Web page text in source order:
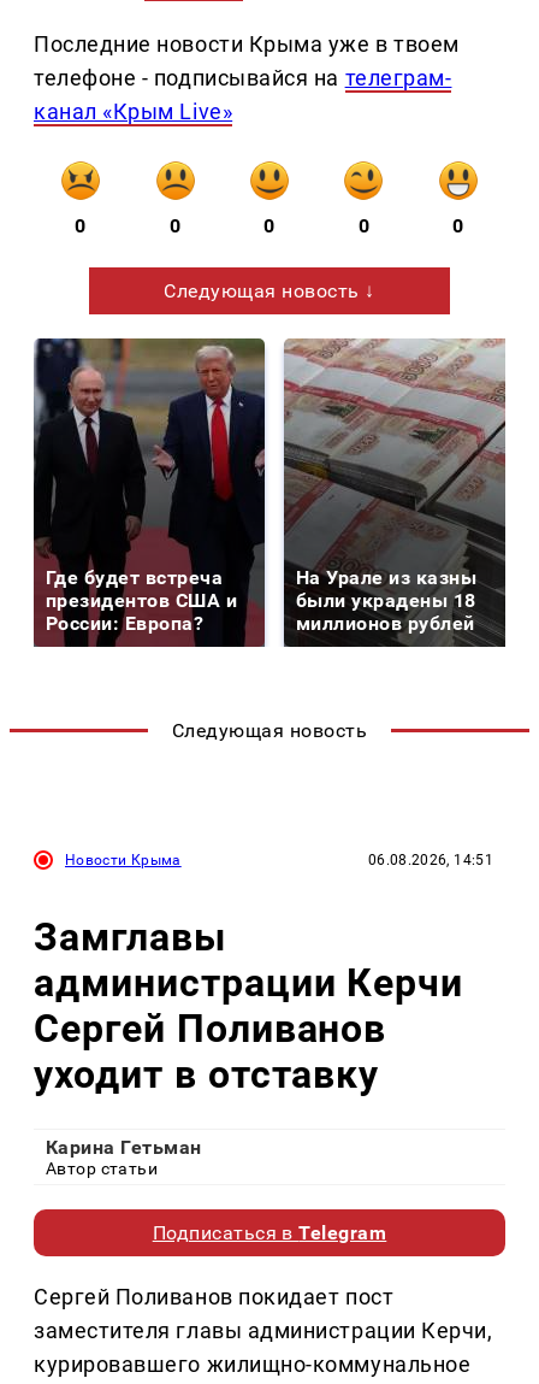
Последние новости Крыма уже в твоем
телефоне - подписывайся на телеграм-
канал «Крым Live»
0 0 0 0 0
Следующая новость ↓
Где будет встреча
президентов США и
России: Европа?
На Урале из казны
были украдены 18
миллионов рублей
Следующая новость
Новости Крыма 06.08.2026, 14:51
Замглавы
администрации Керчи
Сергей Поливанов
уходит в отставку
Карина Гетьман
Автор статьи
Подписаться вTelegram
Сергей Поливанов покидает пост
заместителя главы администрации Керчи,
курировавшего жилищно-коммунальное